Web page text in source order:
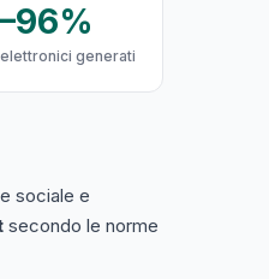
generati
sociale e
secondo le norme